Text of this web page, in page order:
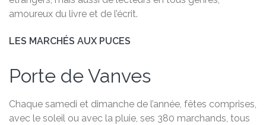
amoureux du livre et de l’écrit.
LES MARCHÉS AUX PUCES
Porte de Vanves
Chaque samedi et dimanche de l’année, fêtes comprises,
avec le soleil ou avec la pluie, ses 380 marchands, tous